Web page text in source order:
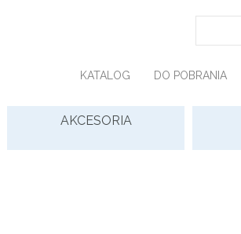
KATALOG DO POBRANIA
AKCESORIA